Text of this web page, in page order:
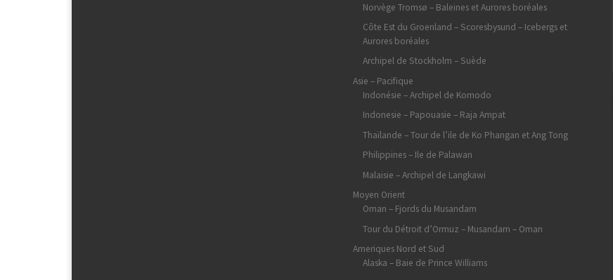
Norvège Tromsø – Baleines et Aurores boréales
Côte Est du Groenland – Scoresbysund – Icebergs et
Aurores boréales
Archipel de Stockholm – Suède
Asie – Pacifique
Indonésie – Archipel de Komodo
Indonesie – Papouasie – Raja Ampat
Thaïlande – Tour de l’ile de Ko Phangan et Ang Tong
Philippines – Ile de Palawan
Malaisie – Archipel de Langkawi
Moyen Orient
Oman – Fjords du Musandam
Tour du Détroit d’Ormuz – Musandam – Oman
Ameriques Nord et Sud
Alaska – Baie de Prince Williams